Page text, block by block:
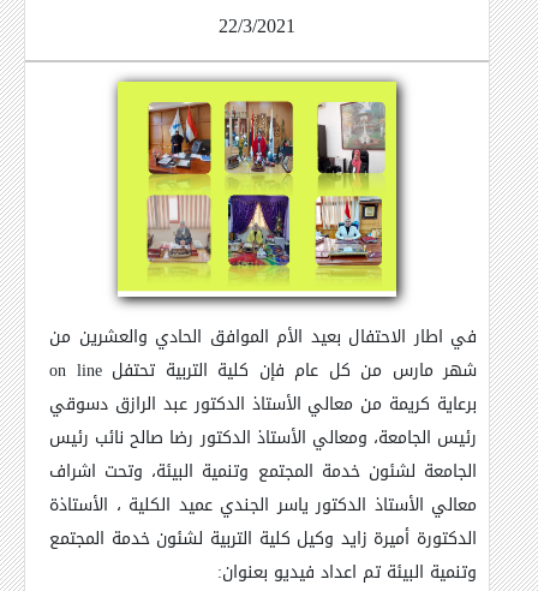
22/3/2021
في اطار الاحتفال بعيد الأم الموافق الحادي والعشرين من
شهر مارس من كل عام فإن كلية التربية تحتفلon line
برعاية كريمة من معالي الأستاذ الدكتور عبد الرازق دسوقي
رئيس الجامعة، ومعالي الأستاذ الدكتور رضا صالح نائب رئيس
الجامعة لشئون خدمة المجتمع وتنمية البيئة، وتحت اشراف
معالي الأستاذ الدكتور ياسر الجندي عميد الكلية ، الأستاذة
الدكتورة أميرة زايد وكيل كلية التربية لشئون خدمة المجتمع
وتنمية البيئة تم اعداد فيديو بعنوان: